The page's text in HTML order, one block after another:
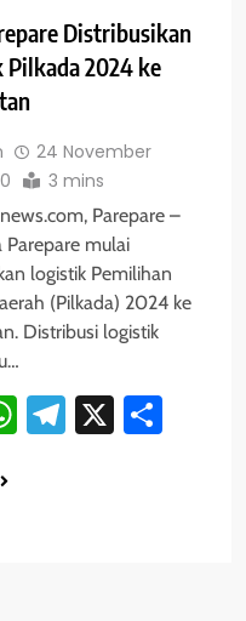
Distribusikan
2024 ke
24 November
0 3 mins
Parepare –
Parepare mulai
logistik Pemilihan
(Pilkada) 2024 ke
Distribusi logistik
WhatsApp
Telegram
X